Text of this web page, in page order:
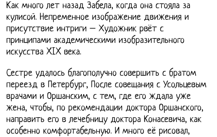
Как много лет назад Забела, когда она стояла за
кулисой. Непременное изображение движения и
присутствие интриги – Художник рвёт с
принципами академическими изобразительного
искусства XIX века.
Сестре удалось благополучно совершить с братом
переезд в Петербург, После совещания с Усольцевым
врачами и Оршанским, с тем, где его ждала уже
жена, чтобы, по рекомендации доктора Оршанского,
направить его в лечебницу доктора Конасевича, как
особенно комфортабельную. И много её рисовал,